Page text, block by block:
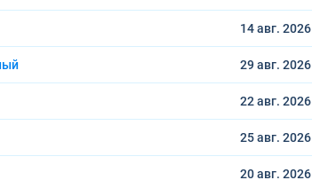
14 авг. 2026
29 авг. 2026
22 авг. 2026
25 авг. 2026
20 авг. 2026